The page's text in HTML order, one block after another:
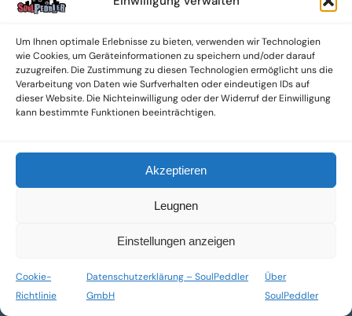
Um Ihnen optimale Erlebnisse zu bieten, verwenden wir Technologien
wie Cookies, um Geräteinformationen zu speichern und/oder darauf
zuzugreifen. Die Zustimmung zu diesen Technologien ermöglicht uns die
Verarbeitung von Daten wie Surfverhalten oder eindeutigen IDs auf
dieser Website. Die Nichteinwilligung oder der Widerruf der Einwilligung
kann bestimmte Funktionen beeinträchtigen.
Akzeptieren
Leugnen
Einstellungen anzeigen
Cookie-
Richtlinie
Datenschutzerklärung – SoulPeddler
GmbH
Über
SoulPeddler
unserer Online-Gig-Plattform.
Wir bieten eine breite Auswahl an sowohl hochgradig
sammelwürdigen als auch Mainstream-Titeln und -Formaten auf
Vinyl, CD und weiteren Medien.
Sowohl neue als auch gebrauchte, nach Zustand bewertete
Wir setzen uns leidenschaftlich für unabhängige Künstler und
Labels ein und bieten hochwertige, maßgeschneiderte Lösungen
aus über 30 Jahren Erfahrung in der Musikindustrie.
SoulPeddler Mailorder, Records & Vinyl Production – DUBOX –
Nettirock – Nice Guy Records – MOVA Museum of Vinyl Arts
© 2025 SoulPeddler GmbH®